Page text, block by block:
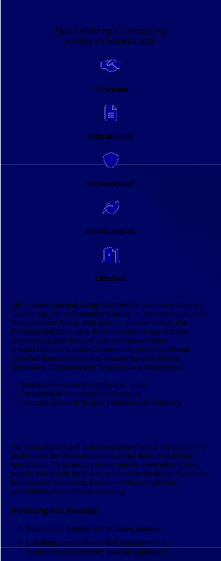
Hackenberg Consulting
UNSER VERSPRECHEN
Vertrauen
Indi­vi­dua­li­tät
Verläss­lich­keit
Nach­haltig­keit
Offen­heit
Mit Leidenschaft und Kompetenz beraten wir unsere Kunden
Tag für Tag. Ein individuelles Konzept in Verbindung mit Ihren
Wünschen und Zielen steht dabei in unserem Fokus. Die
Beratung und damit auch die Kundenbeziehung ist dabei
langfristig ausgerichtet und geht mit einem/r festen
Ansprechpartner/in einher. Ebenso wie wir Offenheit und
Vertrauen Ihrerseits erwarten, können Sie auch bei uns
Ehrlichkeit, Diskretion und Verlässlichkeit voraussetzen.
→ Individueller Vermögensaufbau & -erhalt
→ Verständliche & transparente Beratung
→ Schnelle Übersicht & klare Strukturen der Finanzen
Als Finanzberater und Ruhestandsplaner haben wir uns auf die
Bedürfnisse der Ruheständler/innen und deren Angehörige
spezialisiert. Dabei geht es bereits um die Generation 50plus,
welche sich Schritt für Schritt auf die verschiedenen Phasen des
Ruhestandes vorbereitet. Ebenso wichtig ist dabei die
generationenübergreifende Beratung.
Beratung mit Konzept
Strukturierte Analyse der aktuellen Situation
Erstellung eines individuellen Konzeptes in der
Finanzberatung und/oder Ruhestandsplanung